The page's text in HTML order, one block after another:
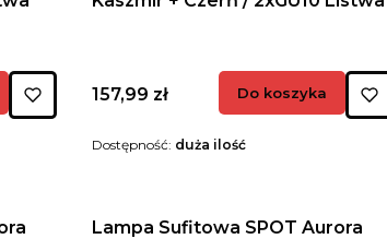
Cena
157,99 zł Do koszyka
Dostępność: duża ilość
Lampa Sufitowa SPOT Aurora